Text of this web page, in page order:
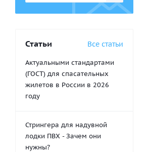
Статьи Все статьи
Актуальными стандартами
(ГОСТ) для спасательных
жилетов в России в 2026
году
Стрингера для надувной
лодки ПВХ - Зачем они
нужны?